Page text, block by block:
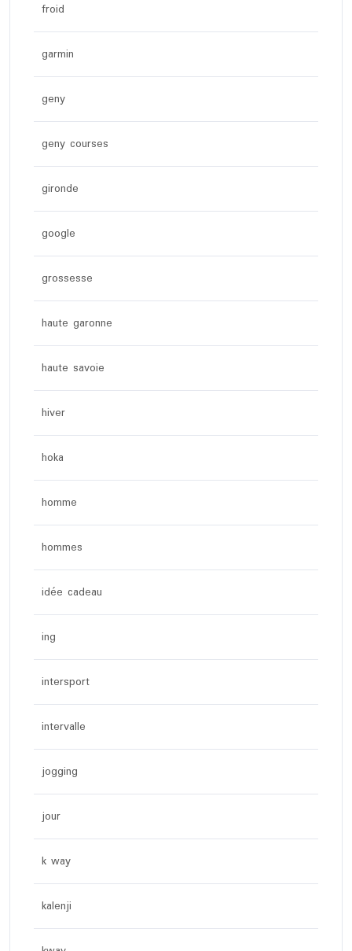
froid
garmin
geny
geny courses
gironde
google
grossesse
haute garonne
haute savoie
hiver
hoka
homme
hommes
idée cadeau
ing
intersport
intervalle
jogging
jour
k way
kalenji